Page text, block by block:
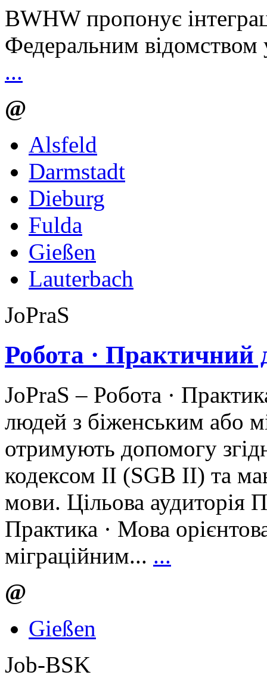
BWHW пропонує
Федеральним відомством
...
@
Alsfeld
Darmstadt
Dieburg
Fulda
Gießen
Lauterbach
JoPraS
Робота · Практичний
JoPraS – Робота ·
людей з біженським або
отримують допомогу
кодексом II (SGB II) та
мови. Цільова аудиторія
Практика · Мова
міграційним... ...
@
Gießen
Job-​BSK